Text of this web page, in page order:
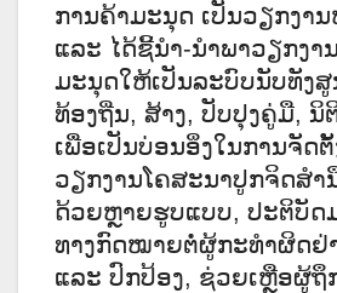
ການຄ້າມະນຸດ ເປັນວຽກງາ
ແລະ ໄດ້ຊີ້ນໍາ-ນໍາພາວຽກງາ
ມະນຸດໃຫ້ເປັນລະບົບນັບທັງສູ
ທ້ອງຖີ່ນ, ສ້າງ, ປັບປຸງຄູ່ມື, ນິ
ເພື່ອເປັນບ່ອນອິ່ງໃນການຈັດ
ວຽກງານໂຄສະນາປູກຈິດສໍ
ດ້ວຍຫຼາຍຮູບແບບ, ປະຕິບັດ
ທາງກົດໝາຍຕໍ່ຜູ້ກະທໍາຜິດຢ່
ແລະ ປົກປ້ອງ, ຊ່ວຍເຫຼືອຜູ້ຖຶ